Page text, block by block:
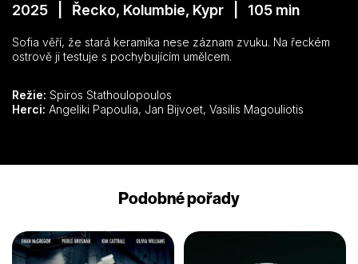
2025 | Řecko, Kolumbie, Kypr | 105 min
Sofia věří, že stará keramika nese záznam zvuku. Na řeckém
ostrově ji testuje s pochybujícím umělcem.
Režie: Spiros Stathoulopoulos
Herci:
Angeliki Papoulia, Jan Bijvoet, Vasilis Magouliotis
Podobné pořady